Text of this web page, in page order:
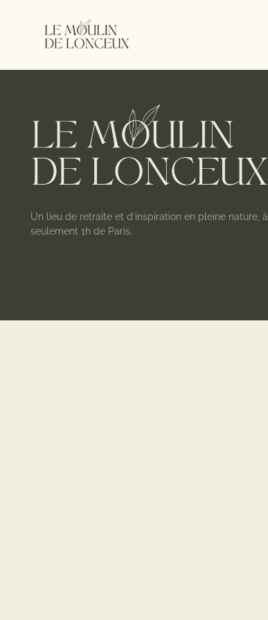
Un lieu de retraite et d’inspiration en pleine nature, à
seulement 1h de Paris.